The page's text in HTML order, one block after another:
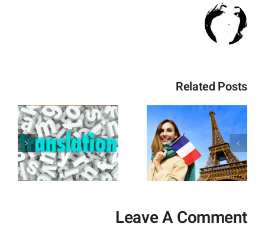
Related Posts
تأییدیه ویزای
سفارت فرانسه
+ راهنمای
کامل و
Leave A Comment